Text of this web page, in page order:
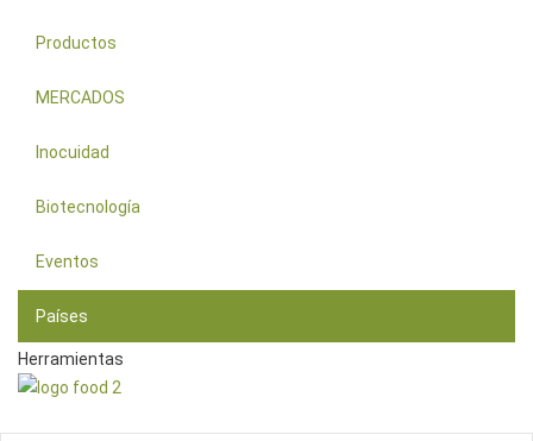
Productos
MERCADOS
Inocuidad
Biotecnología
Eventos
Países
Herramientas